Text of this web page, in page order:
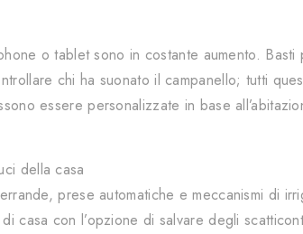
o tablet sono in costante aumento.
chi ha suonato il campanello; tutti
essere personalizzate in base
della casa
prese automatiche e meccanismi di
casa con l’opzione di salvare degli